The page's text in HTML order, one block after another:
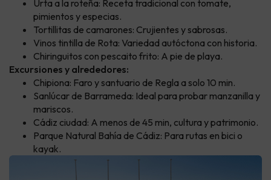
Urta a la roteña: Receta tradicional con tomate,
pimientos y especias.
Tortillitas de camarones: Crujientes y sabrosas.
Vinos tintilla de Rota: Variedad autóctona con historia.
Chiringuitos con pescaito frito: A pie de playa.
Excursiones y alrededores:
Chipiona: Faro y santuario de Regla a solo 10 min.
Sanlúcar de Barrameda: Ideal para probar manzanilla y
mariscos.
Cádiz ciudad: A menos de 45 min, cultura y patrimonio.
Parque Natural Bahía de Cádiz: Para rutas en bici o
kayak.